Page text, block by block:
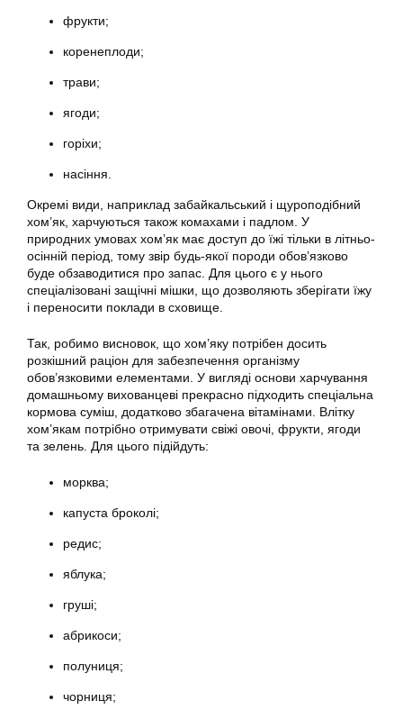
фрукти;
коренеплоди;
трави;
ягоди;
горіхи;
насіння.
Окремі види, наприклад забайкальський і щуроподібний
хом’як, харчуються також комахами і падлом. У
природних умовах хом’як має доступ до їжі тільки в літньо-
осінній період, тому звір будь-якої породи обов’язково
буде обзаводитися про запас. Для цього є у нього
спеціалізовані защічні мішки, що дозволяють зберігати їжу
і переносити поклади в сховище.
Так, робимо висновок, що хом’яку потрібен досить
розкішний раціон для забезпечення організму
обов’язковими елементами. У вигляді основи харчування
домашньому вихованцеві прекрасно підходить спеціальна
кормова суміш, додатково збагачена вітамінами. Влітку
хом’якам потрібно отримувати свіжі овочі, фрукти, ягоди
та зелень. Для цього підійдуть:
морква;
капуста броколі;
редис;
яблука;
груші;
абрикоси;
полуниця;
чорниця;